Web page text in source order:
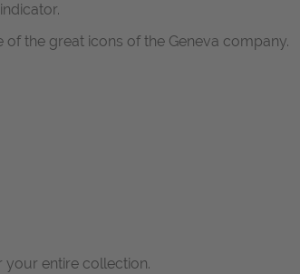
the great icons of the Geneva company.
your entire collection.